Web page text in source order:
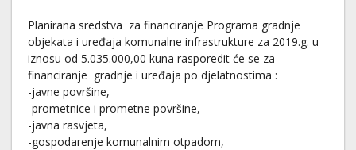
Planirana sredstva za financiranje Programa gradnje
objekata i uređaja komunalne infrastrukture za 2019.g. u
iznosu od 5.035.000,00 kuna rasporedit će se za
financiranje gradnje i uređaja po djelatnostima :
-javne površine,
-prometnice i prometne površine,
-javna rasvjeta,
-gospodarenje komunalnim otpadom,